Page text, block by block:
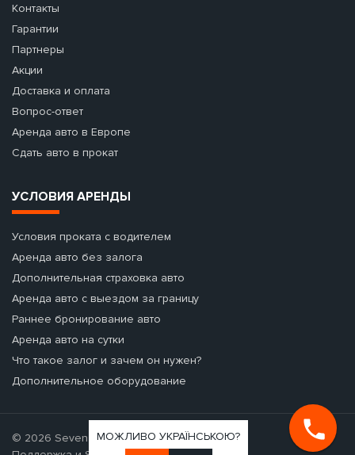
МОЖЛИВО УКРАЇНСЬКОЮ?
Контакты
Гарантии
Партнеры
Акции
Доставка и оплата
Вопрос-ответ
Аренда авто в Европе
Сдать авто в прокат
УСЛОВИЯ АРЕНДЫ
Условия проката с водителем
Аренда авто без залога
Дополнительная страховка авто
Аренда авто с выездом за границу
Раннее бронирование авто
Аренда авто на сутки
Что такое залог и зачем он нужен?
Дополнительное оборудование
© 2026 Seven Cars - аренда авто.